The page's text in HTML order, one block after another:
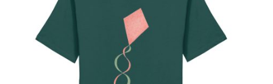
können
auf
Produktseite
gewählt